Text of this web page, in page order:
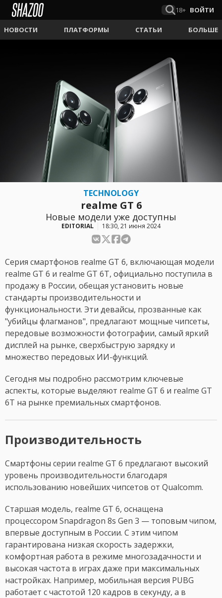
18+ ВОЙТИ
НОВОСТИ ПЛАТФОРМЫ СТАТЬИ БОЛЬШЕ
TECHNOLOGY
realme GT 6
Новые модели уже доступны
EDITORIAL 18:30, 21 июня 2024
Серия смартфонов realme GT 6, включающая модели
realme GT 6 и realme GT 6T, официально поступила в
продажу в России, обещая установить новые
стандарты производительности и
функциональности. Эти девайсы, прозванные как
"убийцы флагманов", предлагают мощные чипсеты,
передовые возможности фотографии, самый яркий
дисплей на рынке, сверхбыструю зарядку и
множество передовых ИИ-функций.
Сегодня мы подробно рассмотрим ключевые
аспекты, которые выделяют realme GT 6 и realme GT
6T на рынке премиальных смартфонов.
Производительность
Смартфоны серии realme GT 6 предлагают высокий
уровень производительности благодаря
использованию новейших чипсетов от Qualcomm.
Старшая модель, realme GT 6, оснащена
процессором Snapdragon 8s Gen 3 — топовым чипом,
впервые доступным в России. С этим чипом
гарантирована низкая скорость задержки,
комфортная работа в режиме многозадачности и
высокая частота в играх даже при максимальных
настройках. Например, мобильная версия PUBG
работает с частотой 120 кадров в секунду, а в